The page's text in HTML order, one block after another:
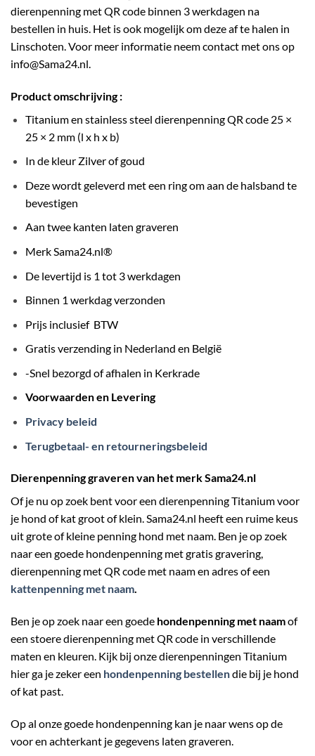
dierenpenning met QR code binnen 3 werkdagen na
bestellen in huis. Het is ook mogelijk om deze af te halen in
Linschoten. Voor meer informatie neem contact met ons op
info@Sama24.nl.
Product omschrijving :
Titanium en stainless steel dierenpenning QR code 25 ×
25 × 2 mm (l x h x b)
In de kleur Zilver of goud
Deze wordt geleverd met een ring om aan de halsband te
bevestigen
Aan twee kanten laten graveren
Merk Sama24.nl®
De levertijd is 1 tot 3 werkdagen
Binnen 1 werkdag verzonden
Prijs inclusief BTW
Gratis verzending in Nederland en België
-Snel bezorgd of afhalen in Kerkrade
Voorwaarden en Levering
Privacy beleid
Terugbetaal- en retourneringsbeleid
Dierenpenning graveren van het merk Sama24.nl
Of je nu op zoek bent voor een dierenpenning Titanium voor
je hond of kat groot of klein. Sama24.nl heeft een ruime keus
uit grote of kleine penning hond met naam. Ben je op zoek
naar een goede hondenpenning met gratis gravering,
dierenpenning met QR code met naam en adres of een
kattenpenning met naam.
Ben je op zoek naar een goede hondenpenning met naamof
een stoere dierenpenning met QR code in verschillende
maten en kleuren. Kijk bij onze dierenpenningen Titanium
hier ga je zeker een hondenpenning bestellendie bij je hond
of kat past.
Op al onze goede hondenpenning kan je naar wens op de
voor en achterkant je gegevens laten graveren.